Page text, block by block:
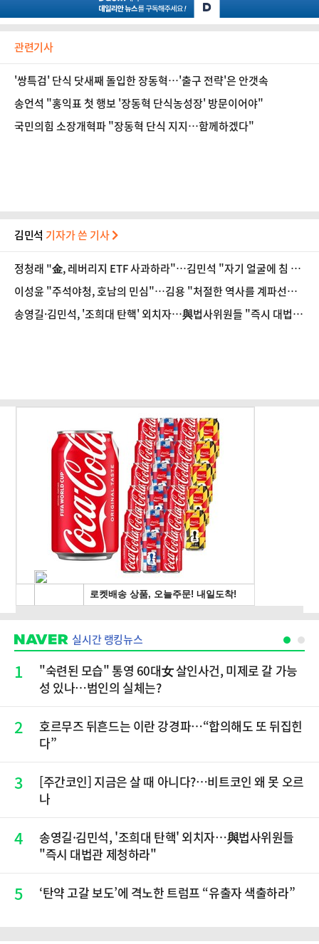
관련기사
'쌍특검' 단식 닷새째 돌입한 장동혁…'출구 전략'은 안갯속
송언석 "홍익표 첫 행보 '장동혁 단식농성장' 방문이어야"
국민의힘 소장개혁파 "장동혁 단식 지지…함께하겠다"
김민석 기자가 쓴 기사
정청래 "金, 레버리지 ETF 사과하라"…김민석 "자기 얼굴에 침 뱉
기"
이성윤 "주석야청, 호남의 민심"…김용 "처절한 역사를 계파선거
말장난으로 쓰나"
송영길·김민석, '조희대 탄핵' 외치자…與법사위원들 "즉시 대법
실시간 랭킹뉴스
1
"숙련된 모습" 통영 60대女 살인사건, 미제로 갈 가능
성 있나…범인의 실체는?
2
호르무즈 뒤흔드는 이란 강경파…“합의해도 또 뒤집힌
다”
3
[주간코인] 지금은 살 때 아니다?…비트코인 왜 못 오르
나
4
송영길·김민석, '조희대 탄핵' 외치자…與법사위원들
"즉시 대법관 제청하라"
5 ‘탄약 고갈 보도’에 격노한 트럼프 “유출자 색출하라”